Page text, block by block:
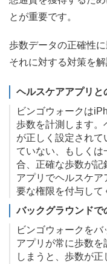
とが重要です。
歩数データの正確性
それに対する対策を解
ヘルスケアアプリと
ビンゴウォークは
歩数を計測します。
が正しく設定され
ていない、もしく
合、正確な歩数が記
アプリでヘルスケ
要な権限を付与して
バックグラウンドで
ビンゴウォークをバ
アプリが常に歩数を
しまうと、歩数が